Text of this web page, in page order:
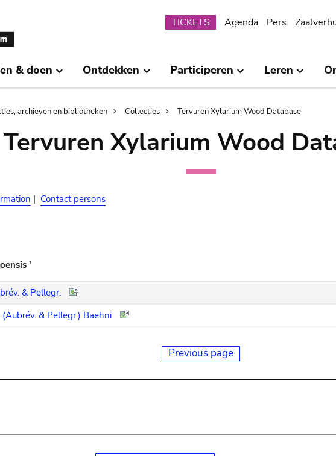
Submenu
TICKETS Agenda Pers
& doen Ontdekken Participeren Leren
archieven en bibliotheken Collecties Tervuren Xylarium Wood Database
Tervuren Xylarium Wood
| Contact persons
'
& Pellegr.
(Aubrév. & Pellegr.) Baehni
Previous page